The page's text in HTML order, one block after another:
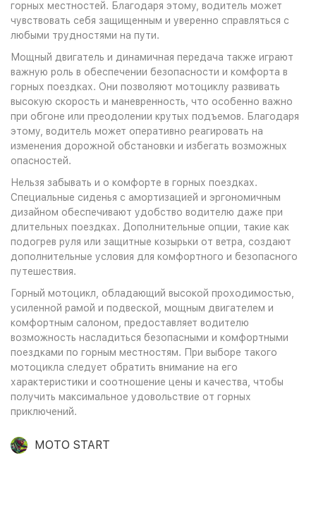
горных местностей. Благодаря этому, водитель может
чувствовать себя защищенным и уверенно справляться с
любыми трудностями на пути.
Мощный двигатель и динамичная передача также играют
важную роль в обеспечении безопасности и комфорта в
горных поездках. Они позволяют мотоциклу развивать
высокую скорость и маневренность, что особенно важно
при обгоне или преодолении крутых подъемов. Благодаря
этому, водитель может оперативно реагировать на
изменения дорожной обстановки и избегать возможных
опасностей.
Нельзя забывать и о комфорте в горных поездках.
Специальные сиденья с амортизацией и эргономичным
дизайном обеспечивают удобство водителю даже при
длительных поездках. Дополнительные опции, такие как
подогрев руля или защитные козырьки от ветра, создают
дополнительные условия для комфортного и безопасного
путешествия.
Горный мотоцикл, обладающий высокой проходимостью,
усиленной рамой и подвеской, мощным двигателем и
комфортным салоном, предоставляет водителю
возможность насладиться безопасными и комфортными
поездками по горным местностям. При выборе такого
мотоцикла следует обратить внимание на его
характеристики и соотношение цены и качества, чтобы
получить максимальное удовольствие от горных
приключений.
MOTO START